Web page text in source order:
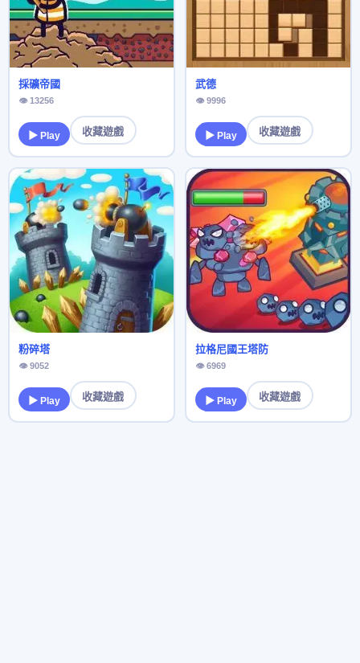
採礦帝國
👁 13256
▶ Play 收藏遊戲
武德
👁 9996
▶ Play 收藏遊戲
粉碎塔
👁 9052
▶ Play 收藏遊戲
拉格尼國王塔防
👁 6969
▶ Play 收藏遊戲